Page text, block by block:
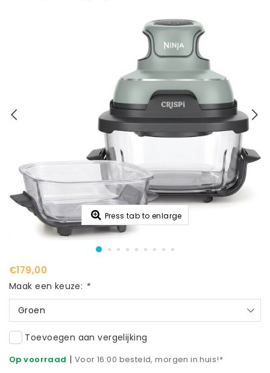
Press tab to enlarge
€179,00
Maak een keuze: *
Groen
Toevoegen aan vergelijking
Op voorraad | Voor 16:00 besteld, morgen in huis!*